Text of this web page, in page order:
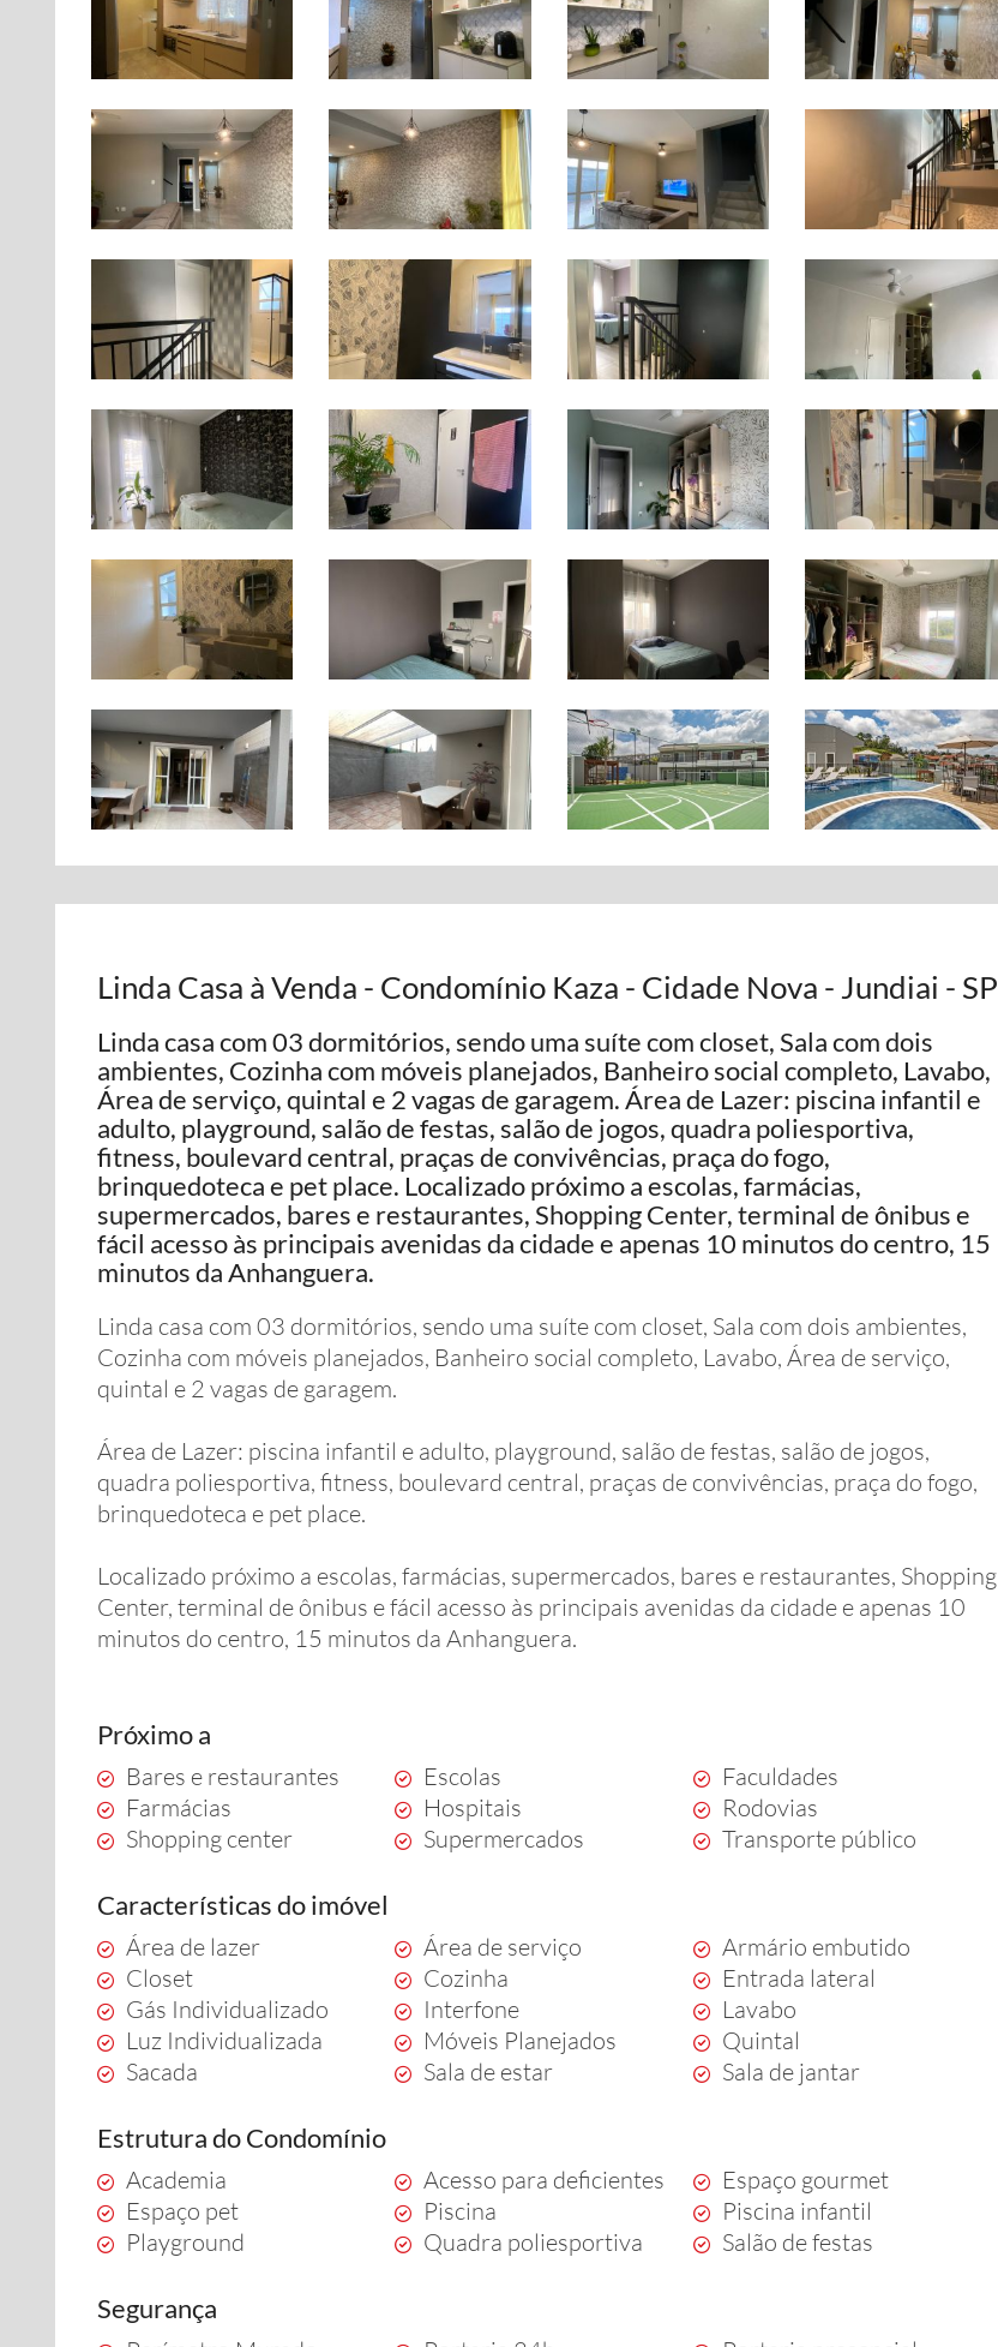
Linda Casa à Venda - Condomínio Kaza - Cidade Nova - Jundiai - SP
Linda casa com 03 dormitórios, sendo uma suíte com closet, Sala com dois
ambientes, Cozinha com móveis planejados, Banheiro social completo, Lavabo,
Área de serviço, quintal e 2 vagas de garagem. Área de Lazer: piscina infantil e
adulto, playground, salão de festas, salão de jogos, quadra poliesportiva,
fitness, boulevard central, praças de convivências, praça do fogo,
brinquedoteca e pet place. Localizado próximo a escolas, farmácias,
supermercados, bares e restaurantes, Shopping Center, terminal de ônibus e
fácil acesso às principais avenidas da cidade e apenas 10 minutos do centro, 15
minutos da Anhanguera.
Linda casa com 03 dormitórios, sendo uma suíte com closet, Sala com dois ambientes,
Cozinha com móveis planejados, Banheiro social completo, Lavabo, Área de serviço,
quintal e 2 vagas de garagem.
Área de Lazer: piscina infantil e adulto, playground, salão de festas, salão de jogos,
quadra poliesportiva, fitness, boulevard central, praças de convivências, praça do fogo,
brinquedoteca e pet place.
Localizado próximo a escolas, farmácias, supermercados, bares e restaurantes, Shopping
Center, terminal de ônibus e fácil acesso às principais avenidas da cidade e apenas 10
minutos do centro, 15 minutos da Anhanguera.
Próximo a
Bares e restaurantes Escolas
Faculdades
Farmácias
Hospitais
Rodovias
Shopping center
Supermercados Transporte público
Características do imóvel
Área de lazer Área de serviço
Armário embutido
Closet
Cozinha
Entrada lateral
Gás Individualizado
Interfone
Lavabo
Luz Individualizada
Móveis Planejados
Quintal
Sacada
Sala de estar Sala de jantar
Estrutura do Condomínio
Academia Acesso para deficientes
Espaço gourmet
Espaço pet
Piscina
Piscina infantil
Playground
Quadra poliesportiva Salão de festas
Segurança